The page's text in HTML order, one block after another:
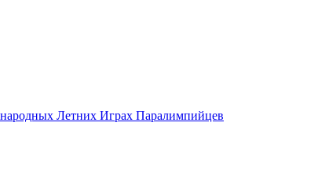
Летних Играх Паралимпийцев